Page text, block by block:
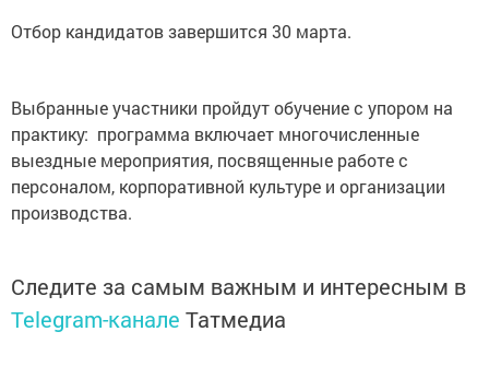
Отбор кандидатов завершится 30 марта.
Выбранные участники пройдут обучение с упором на
практику: программа включает многочисленные
выездные мероприятия, посвященные работе с
персоналом, корпоративной культуре и организации
производства.
Следите за самым важным и интересным в
Telegram-канале Татмедиа